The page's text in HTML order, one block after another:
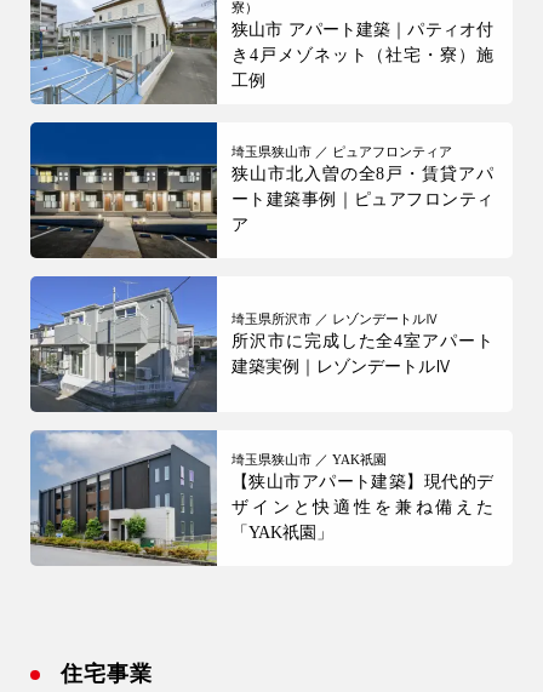
寮）
狭山市 アパート建築｜パティオ付
き4戸メゾネット（社宅・寮）施
工例
埼玉県狭山市 ／ ピュアフロンティア
狭山市北入曽の全8戸・賃貸アパ
ート建築事例｜ピュアフロンティ
ア
埼玉県所沢市 ／ レゾンデートルⅣ
所沢市に完成した全4室アパート
建築実例｜レゾンデートルⅣ
埼玉県狭山市 ／ YAK祇園
【狭山市アパート建築】現代的デ
ザインと快適性を兼ね備えた
「YAK祇園」
住宅事業
リフォーム・リノベーション
リフォーム・リノベーション
アパート建築
事業用建物
土地活用
エリア別一覧
狭山市の注文住宅
所沢市の注文住宅
川越市の注文住宅
入間市の注文住宅
飯能市の注文住宅